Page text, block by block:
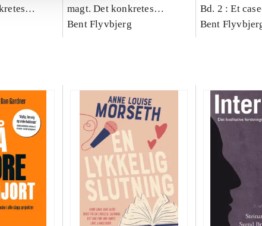
magt. Det konkretes
videnskab. Bind 1
Bent Flyvbjerg
Bd. 2 : Et
studie af
Bent